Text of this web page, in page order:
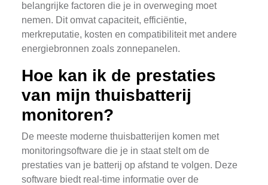
belangrijke factoren die je in overweging moet
nemen. Dit omvat capaciteit, efficiëntie,
merkreputatie, kosten en compatibiliteit met andere
energiebronnen zoals zonnepanelen.
Hoe kan ik de prestaties
van mijn thuisbatterij
monitoren?
De meeste moderne thuisbatterijen komen met
monitoringsoftware die je in staat stelt om de
prestaties van je batterij op afstand te volgen. Deze
software biedt real-time informatie over de